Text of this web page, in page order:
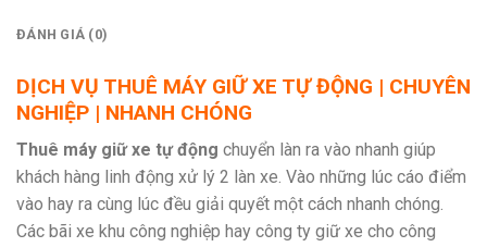
ĐÁNH GIÁ (0)
DỊCH VỤ THUÊ MÁY GIỮ XE TỰ ĐỘNG | CHUYÊN
NGHIỆP | NHANH CHÓNG
Thuê máy giữ xe tự động chuyển làn ra vào nhanh giúp
khách hàng linh động xử lý 2 làn xe. Vào những lúc cáo điểm
vào hay ra cùng lúc đều giải quyết một cách nhanh chóng.
Các bãi xe khu công nghiệp hay công ty giữ xe cho công